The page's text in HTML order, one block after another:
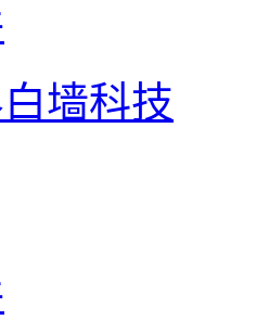
墙科技